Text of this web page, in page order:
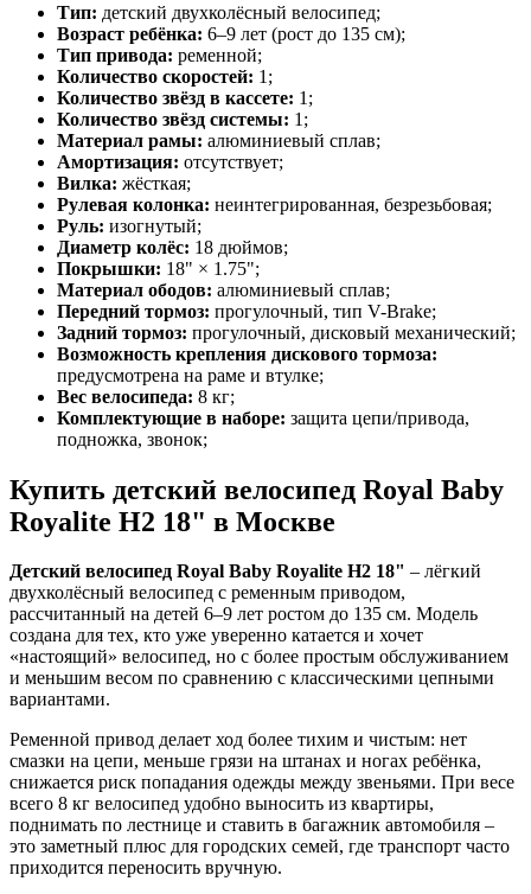
Тип: детский двухколёсный велосипед;
Возраст ребёнка: 6–9 лет (рост до 135 см);
Тип привода: ременной;
Количество скоростей: 1;
Количество звёзд в кассете: 1;
Количество звёзд системы: 1;
Материал рамы: алюминиевый сплав;
Амортизация: отсутствует;
Вилка: жёсткая;
Рулевая колонка: неинтегрированная, безрезьбовая;
Руль: изогнутый;
Диаметр колёс: 18 дюймов;
Покрышки: 18" × 1.75";
Материал ободов: алюминиевый сплав;
Передний тормоз: прогулочный, тип V-Brake;
Задний тормоз: прогулочный, дисковый механический;
Возможность крепления дискового тормоза:
предусмотрена на раме и втулке;
Вес велосипеда: 8 кг;
Комплектующие в наборе: защита цепи/привода,
подножка, звонок;
Купить детский велосипед Royal Baby
Royalite H2 18" в Москве
Детский велосипед Royal Baby Royalite H2 18" – лёгкий
двухколёсный велосипед с ременным приводом,
рассчитанный на детей 6–9 лет ростом до 135 см. Модель
создана для тех, кто уже уверенно катается и хочет
«настоящий» велосипед, но с более простым обслуживанием
и меньшим весом по сравнению с классическими цепными
вариантами.
Ременной привод делает ход более тихим и чистым: нет
смазки на цепи, меньше грязи на штанах и ногах ребёнка,
снижается риск попадания одежды между звеньями. При весе
всего 8 кг велосипед удобно выносить из квартиры,
поднимать по лестнице и ставить в багажник автомобиля –
это заметный плюс для городских семей, где транспорт часто
приходится переносить вручную.